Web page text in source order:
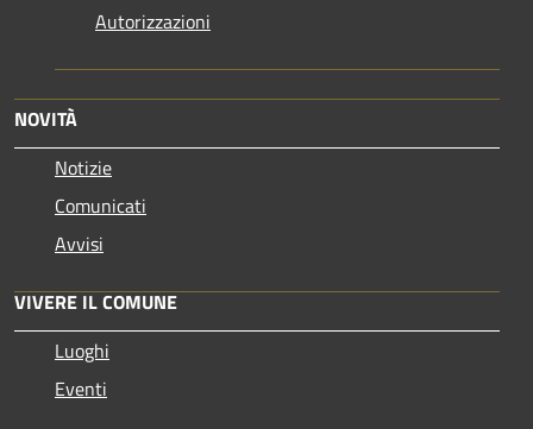
Autorizzazioni
NOVITÀ
Notizie
Comunicati
Avvisi
VIVERE IL COMUNE
Luoghi
Eventi